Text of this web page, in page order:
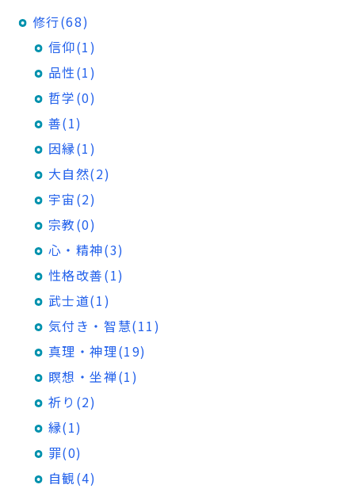
修行(68)
信仰(1)
品性(1)
哲学(0)
善(1)
因縁(1)
大自然(2)
宇宙(2)
宗教(0)
心・精神(3)
性格改善(1)
武士道(1)
気付き・智慧(11)
真理・神理(19)
瞑想・坐禅(1)
祈り(2)
縁(1)
罪(0)
自観(4)